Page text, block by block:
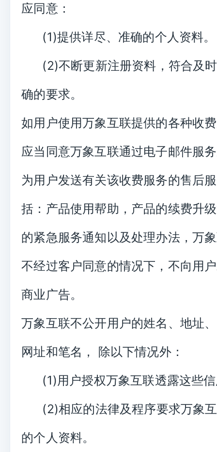
应同意：
(1)提供详尽、准确的个人资料。
(2)不断更新注册资料，符合及
确的要求。
如用户使用万象互联提供的各种收
应当同意万象互联通过电子邮件服
为用户发送有关该收费服务的售后
括：产品使用帮助，产品的续费升
的紧急服务通知以及处理办法，万
不经过客户同意的情况下，不向用
商业广告。
万象互联不公开用户的姓名、地址
网址和笔名， 除以下情况外：
(1)用户授权万象互联透露这些
(2)相应的法律及程序要求万象
的个人资料。